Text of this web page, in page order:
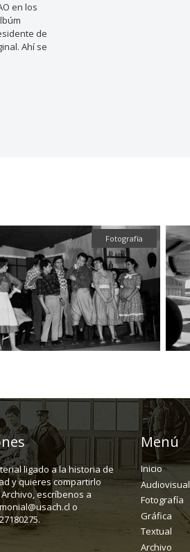
en los
de
Ahí se
Fotografía
ligado a la historia de
y quieres compartirlo
escríbenos a
o
Menú
Inicio
Audiovisual
Fotografía
Gráfica
Textual
Archivo